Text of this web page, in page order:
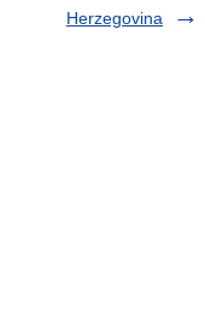
Herzegovina